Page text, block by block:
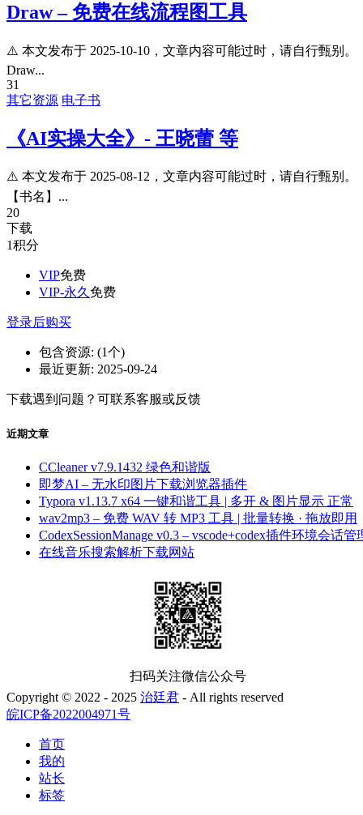
Draw – 免费在线流程图工具
⚠️ 本文发布于 2025-10-10，文章内容可能过时，请自行甄别。
Draw...
31
其它资源 电子书
《AI实操大全》- 王晓蕾 等
⚠️ 本文发布于 2025-08-12，文章内容可能过时，请自行甄别。
【书名】...
20
下载
1积分
VIP免费
VIP-永久免费
登录后购买
包含资源: (1个)
最近更新: 2025-09-24
下载遇到问题？可联系客服或反馈
近期文章
CCleaner v7.9.1432 绿色和谐版
即梦AI – 无水印图片下载浏览器插件
Typora v1.13.7 x64 一键和谐工具 | 多开 & 图片显示 正常
wav2mp3 – 免费 WAV 转 MP3 工具 | 批量转换 · 拖放即用
CodexSessionManage v0.3 – vscode+codex插件环境会话管
在线音乐搜索解析下载网站
扫码关注微信公众号
Copyright © 2022 - 2025 治廷君 - All rights reserved
皖ICP备2022004971号
首页
我的
站长
标签